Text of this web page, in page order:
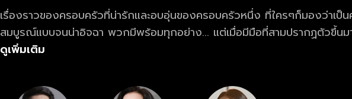
เรื่องราวของครอบครัวที่น่ารักและอบอุ่นของครอบครัวหนึ่ง ที่ใครๆก็มองว่าเป็
สมบูรณ์แบบจนน่าอิจฉา พวกมีพร้อมทุกอย่าง... แต่เมื่อมีมือที่สามปรากฏตัวขึ้น
เปลี่ยนไป
ดูเพิ่มเติม